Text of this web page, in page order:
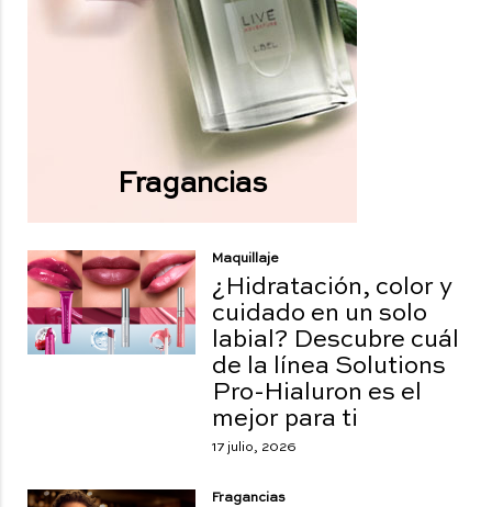
Fragancias
Maquillaje
¿Hidratación, color y
cuidado en un solo
labial? Descubre cuál
de la línea Solutions
Pro-Hialuron es el
mejor para ti
17 julio, 2026
Fragancias